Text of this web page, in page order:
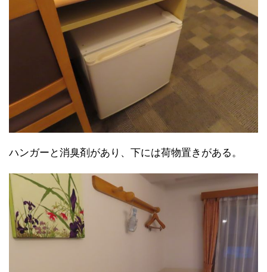
ハンガーと消臭剤があり、下には荷物置きがある。